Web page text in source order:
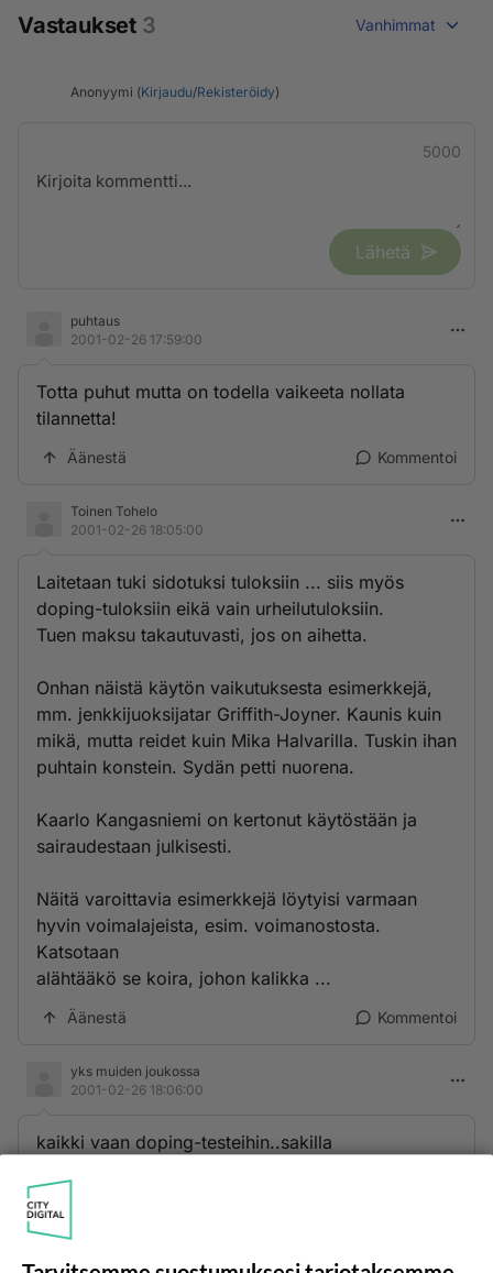
Vastaukset 3 Vanhimmat
Anonyymi (Kirjaudu/Rekisteröidy)
5000
Lähetä
puhtaus
2001-02-26 17:59:00
Totta puhut mutta on todella vaikeeta nollata
tilannetta!
Äänestä Kommentoi
Toinen Tohelo
2001-02-26 18:05:00
Laitetaan tuki sidotuksi tuloksiin ... siis myös
doping-tuloksiin eikä vain urheilutuloksiin.
Tuen maksu takautuvasti, jos on aihetta.
Onhan näistä käytön vaikutuksesta esimerkkejä,
mm. jenkkijuoksijatar Griffith-Joyner. Kaunis kuin
mikä, mutta reidet kuin Mika Halvarilla. Tuskin ihan
puhtain konstein. Sydän petti nuorena.
Kaarlo Kangasniemi on kertonut käytöstään ja
sairaudestaan julkisesti.
Näitä varoittavia esimerkkejä löytyisi varmaan
hyvin voimalajeista, esim. voimanostosta.
Katsotaan
alähtääkö se koira, johon kalikka ...
Äänestä Kommentoi
yks muiden joukossa
2001-02-26 18:06:00
kaikki vaan doping-testeihin..sakilla
epäselvyys aiheuttas turhaa hämminkiä...
Äänestä